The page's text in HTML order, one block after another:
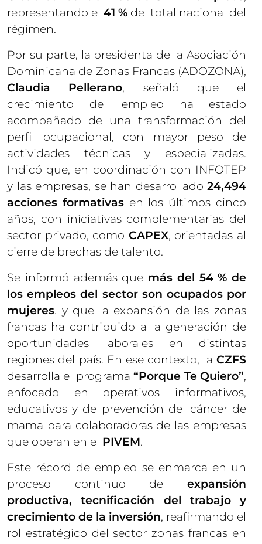
representando el 41 % del total nacional del
régimen.
Por su parte, la presidenta de la Asociación
Dominicana de Zonas Francas (ADOZONA),
Claudia Pellerano, señaló que el
crecimiento del empleo ha estado
acompañado de una transformación del
perfil ocupacional, con mayor peso de
actividades técnicas y especializadas.
Indicó que, en coordinación con INFOTEP
y las empresas, se han desarrollado 24,494
acciones formativasen los últimos cinco
años, con iniciativas complementarias del
sector privado, como CAPEX, orientadas al
cierre de brechas de talento.
Se informó además que más del 54 % de
los empleos del sector son ocupados por
mujeres. y que la expansión de las zonas
francas ha contribuido a la generación de
oportunidades laborales en distintas
regiones del país. En ese contexto, la CZFS
desarrolla el programa“Porque Te Quiero”,
enfocado en operativos informativos,
educativos y de prevención del cáncer de
mama para colaboradoras de las empresas
que operan en el PIVEM.
Este récord de empleo se enmarca en un
proceso continuo de expansión
productiva, tecnificación del trabajo y
crecimiento de la inversión, reafirmando el
rol estratégico del sector zonas francas en